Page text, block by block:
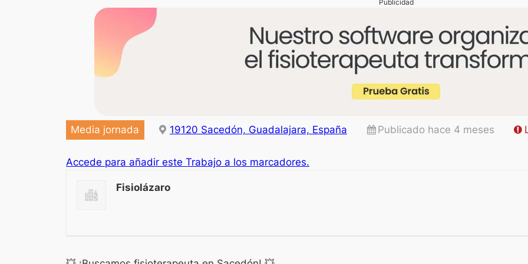
Publicidad
Media jornada 19120 Sacedón, Guadalajara, España Publicado hace 4 meses
Accede para añadir este Trabajo a los marcadores.
Fisiolázaro